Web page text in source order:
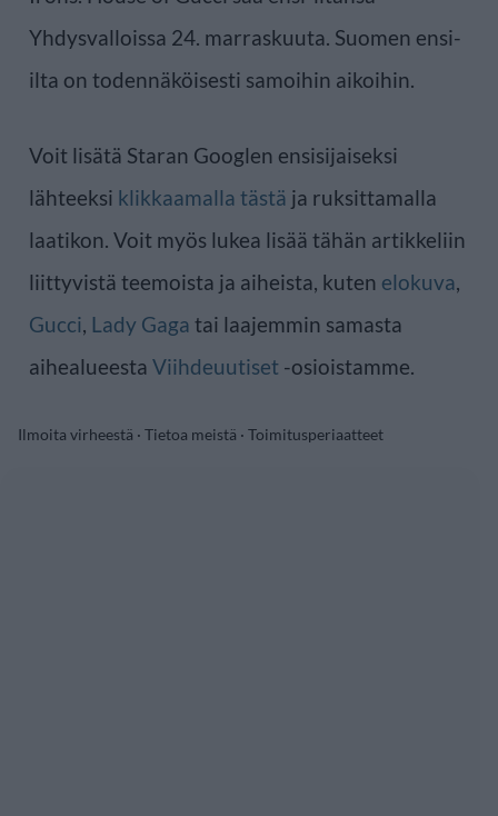
Yhdysvalloissa 24. marraskuuta. Suomen ensi-
ilta on todennäköisesti samoihin aikoihin.
Voit lisätä Staran Googlen ensisijaiseksi
lähteeksi klikkaamalla tästä ja ruksittamalla
laatikon. Voit myös lukea lisää tähän artikkeliin
liittyvistä teemoista ja aiheista, kuten elokuva,
Gucci, Lady Gaga tai laajemmin samasta
aihealueesta Viihdeuutiset -osioistamme.
Ilmoita virheestä · Tietoa meistä · Toimitusperiaatteet